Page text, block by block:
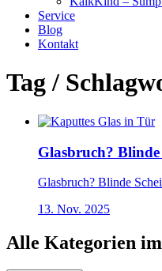
Service
Blog
Kontakt
Tag /
Glasbruch?
Glasbruch? Blinde
13. Nov. 2025
Alle Kategorien